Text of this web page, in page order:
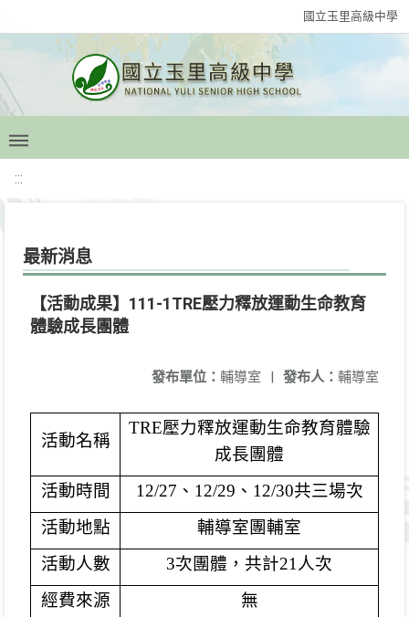
國立玉里高級中學
:::
最新消息
【活動成果】111-1TRE壓力釋放運動生命教育
體驗成長團體
發布人： 輔導室
發布單位： 輔導室 |
活動名稱
TRE壓力釋放運動生命教育體驗
成長團體
活動時間
12/27 、12/29、12/30共三場次
活動地點
輔導室團輔室
活動人數
3次團體，共計21人次
經費來源
無